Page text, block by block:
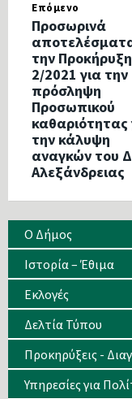
Επόμενο
Προσωρινά
την
2/2021 για την
πρόσληψη
Προσωπικού
καθαριότητας
την κάλυψη
αναγκών του
Αλεξάνδρειας
Ο Δήμος
Ιστορία – Έθιμα
Eκλογές
Δελτία Τύπου
Προκηρύξεις -
Υπηρεσίες για